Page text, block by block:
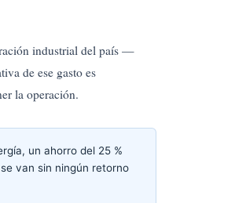
industrial del país —
de ese gasto es
la operación.
un ahorro del 25 %
van sin ningún retorno